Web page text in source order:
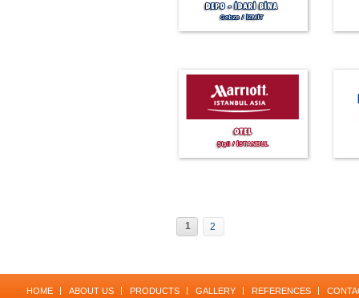
1 2
HOME ABOUT US PRODUCTS GALLERY REFERENCES